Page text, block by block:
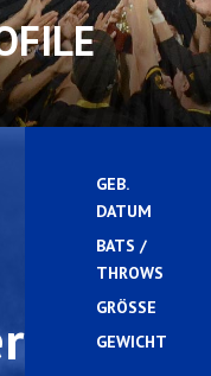
GEB.
DATUM
BATS /
THROWS
GRÖSSE
GEWICHT